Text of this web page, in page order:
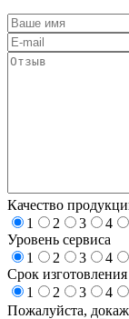
Качество
1
2 3 4
Уровень сервиса
1
2 3 4
Срок изготовления
1
2 3 4
Пожалуйста,